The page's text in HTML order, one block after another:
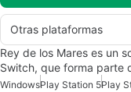
Otras plataformas
Rey de los Mares es un
Switch, que forma parte
WindowsPlay Station 5Play